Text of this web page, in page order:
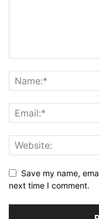
Save my name,
next time I comment.